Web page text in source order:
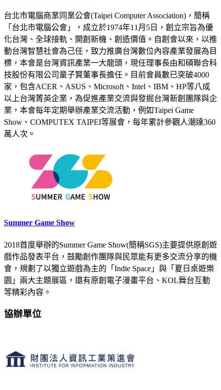
台北市電腦商業同業公會(Taipei Computer Association)，簡稱
「台北市電腦公會」，成立於1974年11月5日，創立宗旨為優
化台灣、全球接軌、開創新機、創造價值。自創會以來，以推
動台灣智慧社會為己任，致力推廣台灣數位內容產業發展為目
標，本會是台灣資訊產業一大龍頭，現任理事長由和碩聯合科
技股份有限公司童子賢董事長擔任。目前會員數已突破4000
家，包含ACER、ASUS、Microsoft、Intel、IBM、HP等八成
以上台灣菁英企業，為促進產業交流與發掘台灣新創團隊與企
業，本會每年定期舉辦產業交流活動，例如Taipei Game
Show、COMPUTEX TAIPEI等展會，每年累計參觀人潮達360
萬人次。
Summer Game Show
2018首度舉辦的Summer Game Show(簡稱SGS)主要提供原創遊
戲作品發表平台，鼓勵創作團隊與民眾能有更多交流分享的機
會，規劃了以獨立遊戲為主的「Indie Space」與「夏日桌遊樂
園」兩大主題展區，還有原創電子漫畫平台、KOL舞台互動
等精彩內容。
協辦單位